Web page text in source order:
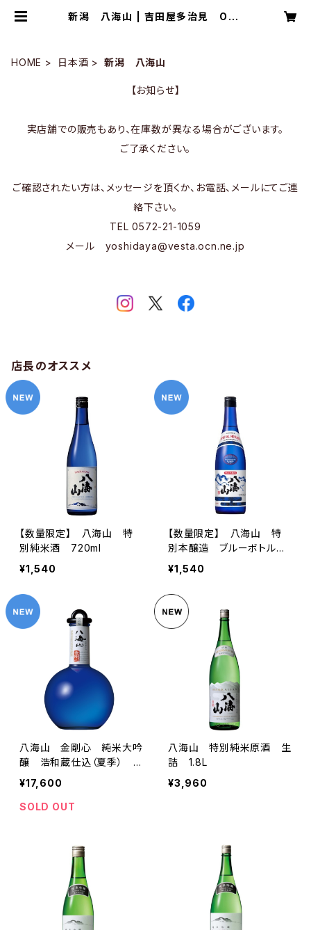
新潟 八海山 | 吉田屋多治見 Onli
HOME 日本酒 新潟 八海山
【お知らせ】
実店舗での販売もあり、在庫数が異なる場合がございます。
ご了承ください。
ご確認されたい方は、メッセージを頂くか、お電話、メールにてご連
絡下さい。
TEL 0572-21-1059
メール yoshidaya@vesta.ocn.ne.jp
店長のオススメ
【数量限定】 八海山 特
別純米酒 720ml
¥1,540
【数量限定】 八海山 特
別本醸造 ブルーボトル
720ml
¥1,540
八海山 金剛心 純米大吟
醸 浩和蔵仕込（夏季） 8
00ml
¥17,600
SOLD OUT
八海山 特別純米原酒 生
詰 1.8L
¥3,960